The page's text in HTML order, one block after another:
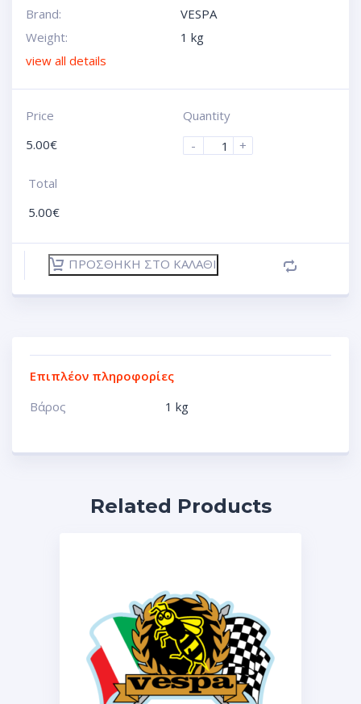
Brand:
VESPA
Weight:
1 kg
view all details
Price
5.00€
Quantity
-
+
Total
5.00€
ΠΡΟΣΘΉΚΗ ΣΤΟ ΚΑΛΆΘΙ
Επιπλέον πληροφορίες
Βάρος
1 kg
Related Products